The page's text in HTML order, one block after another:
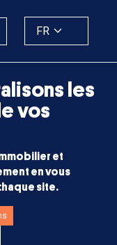
FR
les
vos
et
en vous
site.